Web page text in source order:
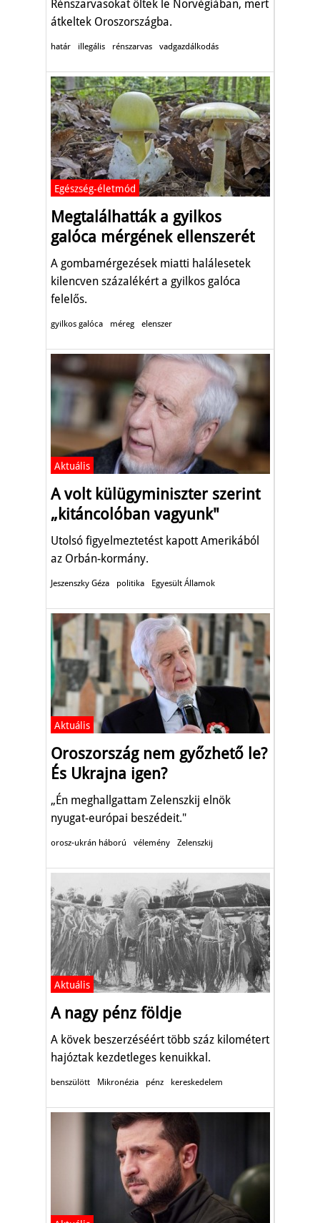
Rénszarvasokat öltek le Norvégiában, mert
átkeltek Oroszországba.
határ illegális rénszarvas vadgazdálkodás
Egészség-életmód
Megtalálhatták a gyilkos
galóca mérgének ellenszerét
A gombamérgezések miatti halálesetek
kilencven százalékért a gyilkos galóca
felelős.
gyilkos galóca méreg elenszer
Aktuális
A volt külügyminiszter szerint
„kitáncolóban vagyunk"
Utolsó figyelmeztetést kapott Amerikából
az Orbán-kormány.
Jeszenszky Géza politika Egyesült Államok
Aktuális
Oroszország nem győzhető le?
És Ukrajna igen?
„Én meghallgattam Zelenszkij elnök
nyugat-európai beszédeit."
orosz-ukrán háború vélemény Zelenszkij
Aktuális
A nagy pénz földje
A kövek beszerzéséért több száz kilométert
hajóztak kezdetleges kenuikkal.
benszülött Mikronézia pénz kereskedelem